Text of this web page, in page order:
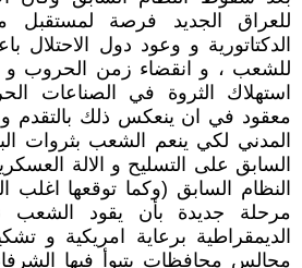
للعراق الجديد فرصة لمستقبل
الدكتاتورية و وعود دول الاحتلال
للشعب ، و انقضاء زمن الحروب و
استهلاك الثروة في الصناعات
معقود في ان ينعكس ذلك بالتقدم
المدني لكي ينعم الشعب بثروات
السابق على التسليح و الالة
النظام السابق (وكما توقعها اغلب
مرحلة جديدة بأن يقود
الديمقراطية برعاية امريكية و
مجالس محافظات يتبوأ فيها